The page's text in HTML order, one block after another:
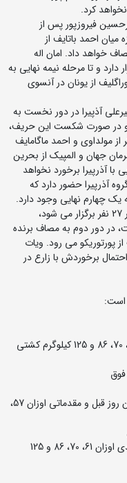
کرد.
دارند، امیرحسین فیروزپور پس از
میان احمد باتایف از
خواهد داد. امان اله
و تا مرحله نیمه نهایی به
از یونان در آنسوی
دارد، امیرعلی آذپیرا در دور نخست به
و در صورت شکست این حریف،
از مولداوی و احمد ماگامایف
جهان و المپیک از بحرین
با آذرپیرا برخورد نخواهد
آذرپیرا حضور دارد که
یک چهارم نهایی وجود دارد.
در وزن 125 کیلوگرم که رقابت های آن با حضور 27 نفر برگزار می شود،
در دور دوم به مصاف برنده
پورتوریکو می رود. ویات
برخوردش با زارع در
است:
ساعت 12 تا 15:30: مسابقات مقدماتی اوزان 61، 70، 86 و 125 کیلوگرم کشتی
ساعت 12 تا 15:30: مسابقات شانس مجدد اوزان روز قبل و مقدماتی اوزان 57،
ساعت 19:30 تا 21:30: مسابقات فینال و رده بندی اوزان 61، 70، 86 و 125